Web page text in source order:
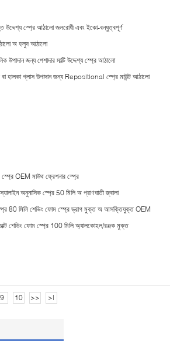
স্প্রে আঠালো জলরোধী এবং ইকো-বন্ধুত্বপূর্ণ
অ হলুদ আঠালো
উপাদান জন্য পেশাদার মাল্টি উদ্দেশ্য স্প্রে আঠালো
বা হালকা গ্লাস উপাদান জন্য Repositional স্প্রে মাউন্ট আঠালো
OEM মাউথ ফ্রেশনার স্প্রে
অনুনাসিক স্প্রে 50 মিলি অ প্রাণঘাতী জ্বালা
80 মিলি শেভিং ফোম স্প্রে ড্রাগ মুক্ত অ আসক্তিযুক্ত OEM
শেভিং ফোম স্প্রে 100 মিলি অ্যালকোহল/রঞ্জক মুক্ত
9 10 >> >|